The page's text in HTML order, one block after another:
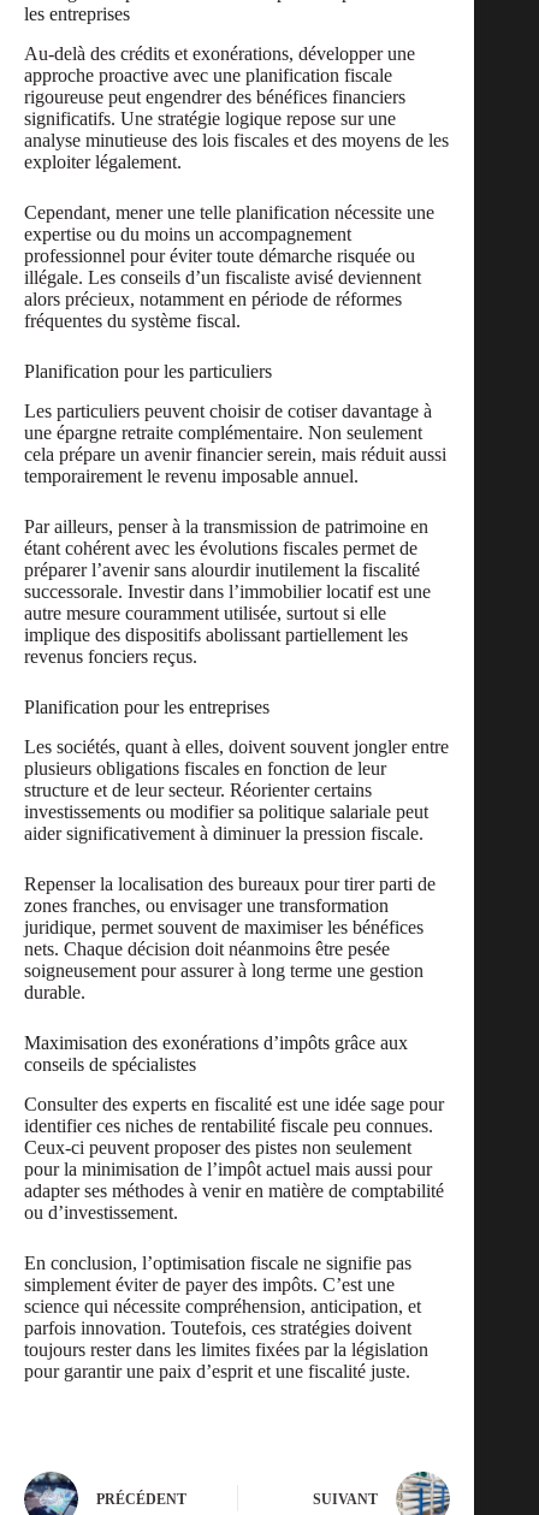
les entreprises
Au-delà des crédits et exonérations, développer une
approche proactive avec une planification fiscale
rigoureuse peut engendrer des bénéfices financiers
significatifs. Une stratégie logique repose sur une
analyse minutieuse des lois fiscales et des moyens de les
exploiter légalement.
Cependant, mener une telle planification nécessite une
expertise ou du moins un accompagnement
professionnel pour éviter toute démarche risquée ou
illégale. Les conseils d’un fiscaliste avisé deviennent
alors précieux, notamment en période de réformes
fréquentes du système fiscal.
Planification pour les particuliers
Les particuliers peuvent choisir de cotiser davantage à
une épargne retraite complémentaire. Non seulement
cela prépare un avenir financier serein, mais réduit aussi
temporairement le revenu imposable annuel.
Par ailleurs, penser à la transmission de patrimoine en
étant cohérent avec les évolutions fiscales permet de
préparer l’avenir sans alourdir inutilement la fiscalité
successorale. Investir dans l’immobilier locatif est une
autre mesure couramment utilisée, surtout si elle
implique des dispositifs abolissant partiellement les
revenus fonciers reçus.
Planification pour les entreprises
Les sociétés, quant à elles, doivent souvent jongler entre
plusieurs obligations fiscales en fonction de leur
structure et de leur secteur. Réorienter certains
investissements ou modifier sa politique salariale peut
aider significativement à diminuer la pression fiscale.
Repenser la localisation des bureaux pour tirer parti de
zones franches, ou envisager une transformation
juridique, permet souvent de maximiser les bénéfices
nets. Chaque décision doit néanmoins être pesée
soigneusement pour assurer à long terme une gestion
durable.
Maximisation des exonérations d’impôts grâce aux
conseils de spécialistes
Consulter des experts en fiscalité est une idée sage pour
identifier ces niches de rentabilité fiscale peu connues.
Ceux-ci peuvent proposer des pistes non seulement
pour la minimisation de l’impôt actuel mais aussi pour
adapter ses méthodes à venir en matière de comptabilité
ou d’investissement.
En conclusion, l’optimisation fiscale ne signifie pas
simplement éviter de payer des impôts. C’est une
science qui nécessite compréhension, anticipation, et
parfois innovation. Toutefois, ces stratégies doivent
toujours rester dans les limites fixées par la législation
pour garantir une paix d’esprit et une fiscalité juste.
PRÉCÉDENT SUIVANT